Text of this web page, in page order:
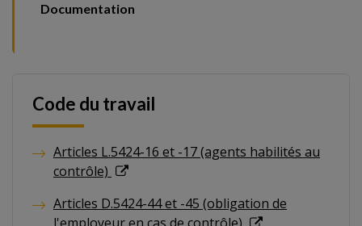
Documentation
Code du travail
Articles L.5424-16 et -17 (agents habilités au
contrôle)
Articles D.5424-44 et -45 (obligation de